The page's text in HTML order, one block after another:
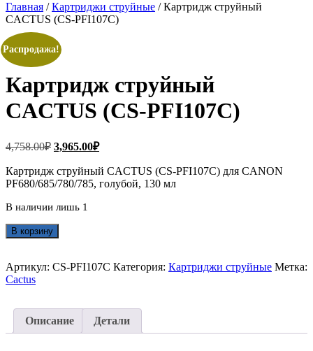
Главная /Картриджи струйные / Картридж струйный
CACTUS (CS-PFI107C)
Распродажа!
Картридж струйный
CACTUS (CS-PFI107C)
4,758.00₽ Первоначальная
составляла
4,758.00₽.
3,965.00₽Текущая
3,965.00₽.
Картридж струйный CACTUS (CS-PFI107C) для CANON
PF680/685/780/785, голубой, 130 мл
В наличии лишь 1
Количество
товара
струйный
CACTUS
В корзину
Артикул: CS-PFI107C Категория: Картриджи струйные Метка:
Cactus
Описание Детали